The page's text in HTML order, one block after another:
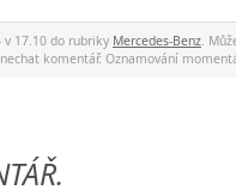
17.10 do rubriky Mercedes-Benz.
komentář. Oznamování